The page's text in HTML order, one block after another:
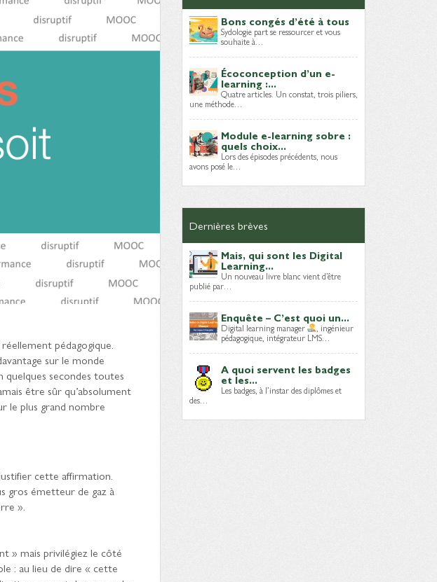
pédagogique.
sur le monde
secondes toutes
être sûr qu’absolument
le plus grand nombre
cette affirmation.
gros émetteur de gaz à
».
» mais privilégiez le côté
: au lieu de dire « cette
Bons congés d’été à tous
Sydologie part se ressourcer et vous
souhaite à…
Écoconception d’un e-
learning :...
Quatre articles. Un constat, trois piliers,
une méthode…
Module e-learning sobre :
quels choix...
Lors des épisodes précédents, nous
avons posé le…
Dernières brèves
Mais, qui sont les Digital
Learning...
Un nouveau livre blanc vient d’être
publié par…
Enquête – C’est quoi un...
Digital learning manager , ingénieur
pédagogique, intégrateur LMS…
A quoi servent les badges
et les...
Les badges, à l’instar des diplômes et
des…